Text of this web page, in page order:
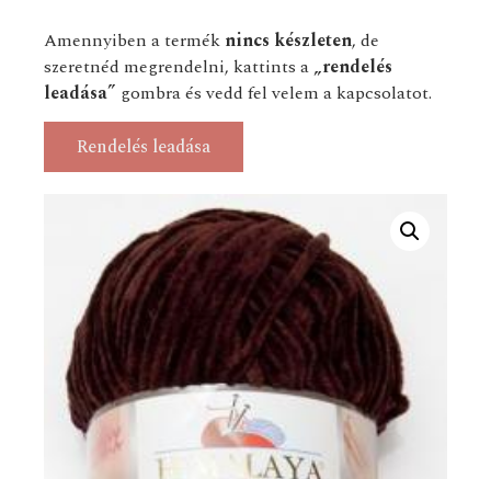
Amennyiben a termék nincs készleten, de
szeretnéd megrendelni, kattints a „rendelés
leadása” gombra és vedd fel velem a kapcsolatot.
Rendelés leadása